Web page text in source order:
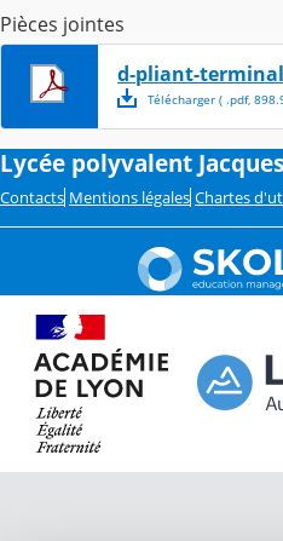
Pièces jointes
d-pliant-
Télécharger( .pdf,
Lycée polyvalent
Contacts Mentions légales Chartes